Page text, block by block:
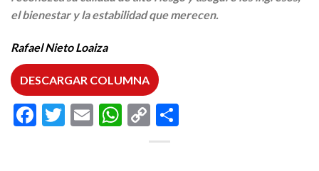
el bienestar y la estabilidad que merecen.
Rafael Nieto Loaiza
DESCARGAR COLUMNA
Facebook
Twitter
EmailWhatsApp
Copy
Link